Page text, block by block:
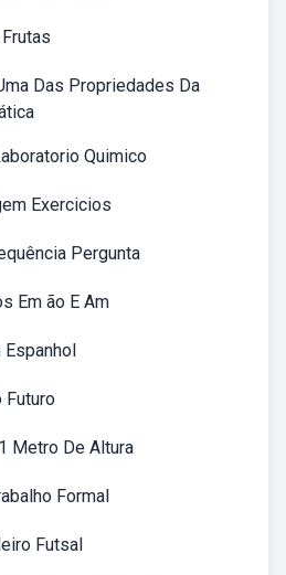
Das Propriedades Da
Quimico
Exercicios
Pergunta
Em ão E Am
Espanhol
Futuro
Metro De Altura
Formal
Futsal